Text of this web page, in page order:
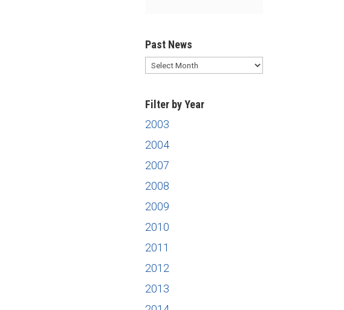
Past News
Past
Filter by Year
2003
2004
2007
2008
2009
2010
2011
2012
2013